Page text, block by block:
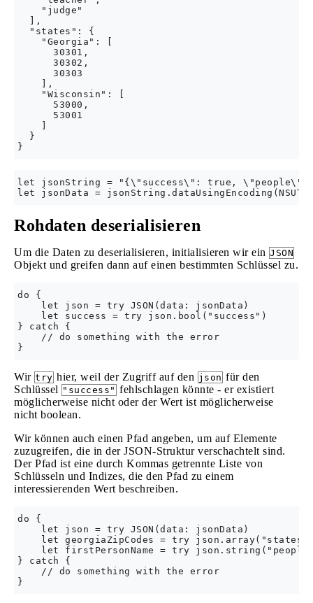
    "judge"
  ],
  "states": {
    "Georgia": [
      30301,
      30302,
      30303
    ],
    "Wisconsin": [
      53000,
      53001
  }
let jsonString = "{\"success\": true, \"people\":
Rohdaten deserialisieren
Um die Daten zu deserialisieren, initialisieren wir ein JSON
Objekt und greifen dann auf einen bestimmten Schlüssel zu.
do {
    let json = try JSON(data: jsonData)
    let success = try json.bool("success")
} catch {
    // do something with the error
Wir try hier, weil der Zugriff auf den json für den
Schlüssel "success" fehlschlagen könnte - er existiert
möglicherweise nicht oder der Wert ist möglicherweise
nicht boolean.
Wir können auch einen Pfad angeben, um auf Elemente
zuzugreifen, die in der JSON-Struktur verschachtelt sind.
Der Pfad ist eine durch Kommas getrennte Liste von
Schlüsseln und Indizes, die den Pfad zu einem
interessierenden Wert beschreiben.
do {
    let json = try JSON(data: jsonData)
let georgiaZipCodes = try
let firstPersonName = try
} catch {
    // do something with the error